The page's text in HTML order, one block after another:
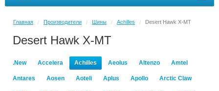
Главная / Производители / Шины / Achilles / Desert Hawk X-MT
Desert Hawk X-MT
.New Accelera Achilles Aeolus Altenzo Amtel
Antares Aosen Aoteli Aplus Apollo Arctic Claw